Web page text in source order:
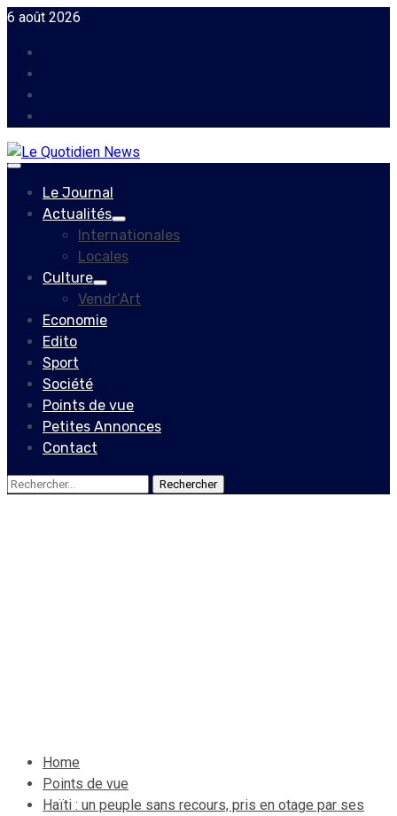
Skip
content
6 août 2026
Primary
Le Journal
Actualités
Internationales
Locales
Culture
Vendr’Art
Economie
Edito
Sport
Société
Points de vue
Petites Annonces
Contact
Rechercher :
Home
Points de vue
Haïti : un peuple sans recours, pris en otage par ses